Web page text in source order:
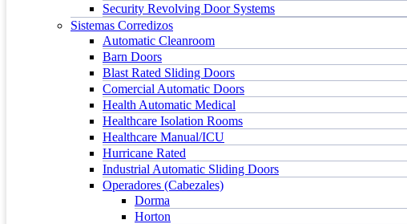
Security Revolving Door Systems
Sistemas Corredizos
Automatic Cleanroom
Barn Doors
Blast Rated Sliding Doors
Comercial Automatic Doors
Health Automatic Medical
Healthcare Isolation Rooms
Healthcare Manual/ICU
Hurricane Rated
Industrial Automatic Sliding Doors
Operadores (Cabezales)
Dorma
Horton